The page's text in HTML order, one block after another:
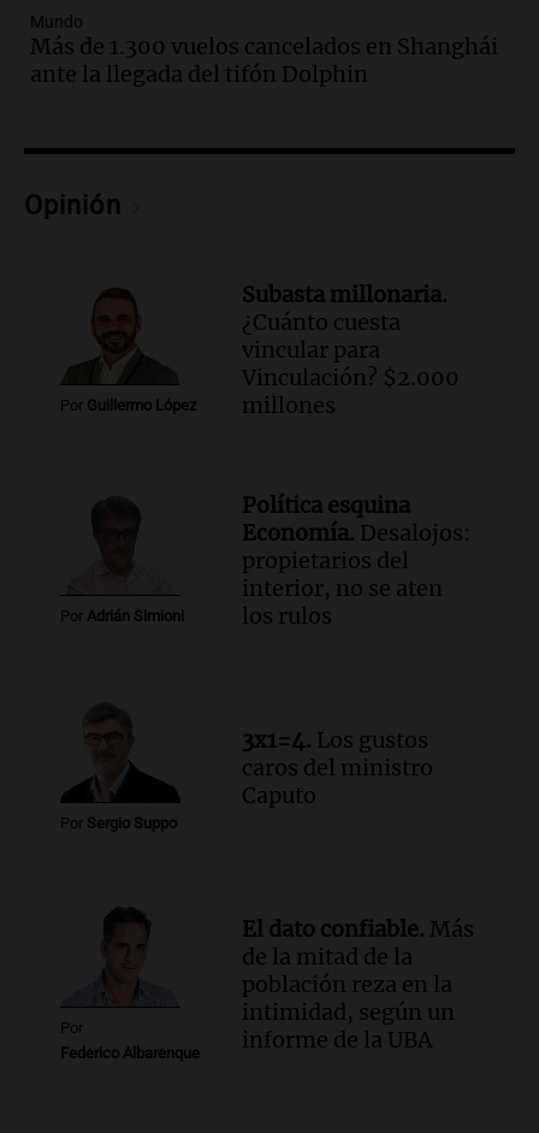
Audio.
Una nutricionista derribó el mito
del desayuno ideal: qué alimentos
conviene priorizar
Audio.Mateo, a los 25 años, lucha
contra el tiempo: necesita un trasplante
para poder seguir viviend
Una mañana para todos
de julio será menor al 2,9% registrado
en CABA
Una mañana para todos
Audio.Altas Cumbres: rescataron a una
Episodios
Audio.
Chile planteó mejorar la
conectividad fronteriza, aérea y digital
con Jujuy
Panorama Federal
Mundo
Más de 1.300 vuelos cancelados en Shanghái
ante la llegada del tifón Dolphin
Opinión
Por Guillermo López
Subasta millonaria.
¿Cuánto cuesta
vincular para
Vinculación? $2.000
millones
Por Adrián Simioni
Política esquina
Economía. Desalojos:
propietarios del
interior, no se aten
los rulos
Por Sergio Suppo
3x1=4. Los gustos
caros del ministro
Caputo
Por
Federico Albarenque
El dato confiable. Más
de la mitad de la
población reza en la
intimidad, según un
informe de la UBA